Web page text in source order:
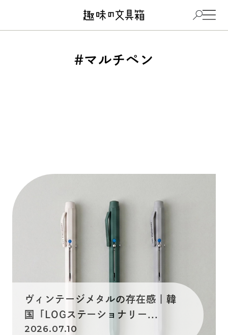
#マルチペン
ヴィンテージメタルの存在感｜韓
国「LOGステーショナリー...
2026.07.10